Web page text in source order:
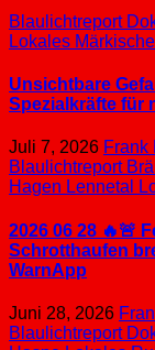
Blaulichtreport
Lokales
Unsichtbare
Spezialkräfte für
Juli 7, 2026 Frank
Blaulichtreport
Hagen Lennetal
2026 06 28 🔥🚨
Schrotthaufen
WarnApp
Juni 28, 2026
Blaulichtreport